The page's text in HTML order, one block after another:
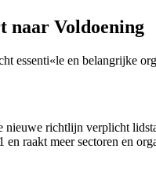
naar Voldoening
en belangrijke
richtlijn verplicht
raakt meer sectoren en